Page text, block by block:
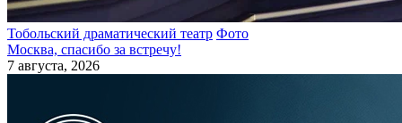
Тобольский драматический театр Фото
Москва, спасибо за встречу!
7 августа, 2026